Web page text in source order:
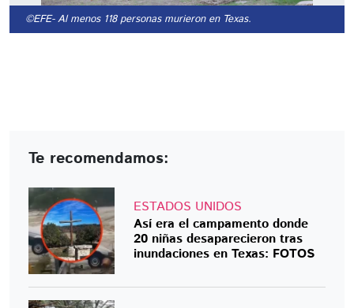
©EFE- Al menos 118 personas murieron en Texas.
Te recomendamos:
ESTADOS UNIDOS
Así era el campamento donde
20 niñas desaparecieron tras
inundaciones en Texas: FOTOS